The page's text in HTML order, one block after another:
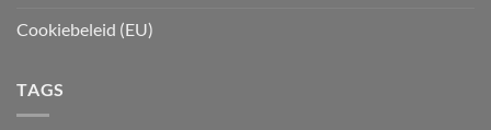
Cookiebeleid (EU)
TAGS